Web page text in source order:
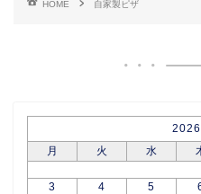
HOME 自家製ピザ
2026
月
火 水
3
4 5